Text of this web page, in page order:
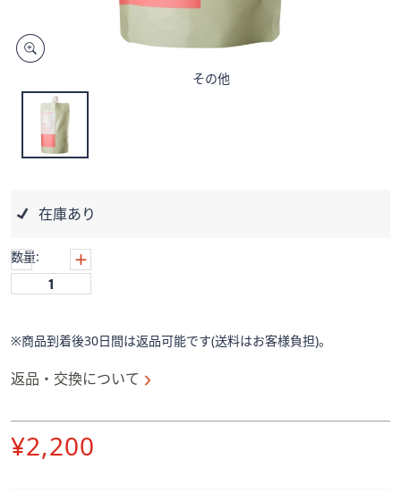
ス
で
左
プ
て
閲
き
す。
その他
在庫あり
数量:
※商品到着後30日間は返品可能です(送料はお客様負担)。
返品・交換について
削
¥2,200